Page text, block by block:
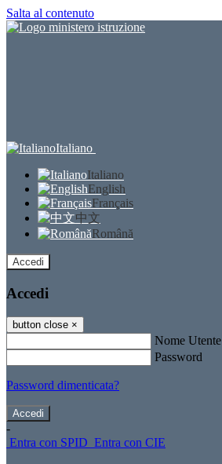
Salta al contenuto
Italiano
Italiano
English
Français
中文
Română
Accedi
Accedi
button close ×
Nome Utente
Password
Password dimenticata?
-
Entra con SPID Entra con CIE